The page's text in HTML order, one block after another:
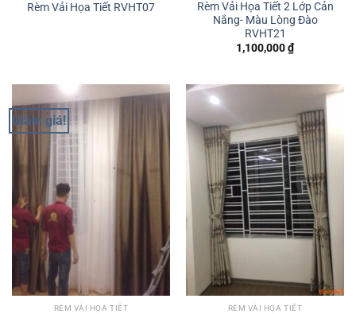
Rèm Vải Họa Tiết RVHT07
Rèm Vải Họa Tiết 2 Lớp Cản
Nắng- Màu Lòng Đào
RVHT21
1,100,000₫
Giảm giá!
RÈM VẢI HỌA TIẾT RÈM VẢI HỌA TIẾT